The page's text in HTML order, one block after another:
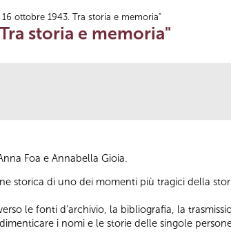
ottobre 1943. Tra storia e memoria"
storia e memoria"
Foa e Annabella Gioia.
storica di uno dei momenti più tragici della
le fonti d’archivio, la bibliografia, la
i nomi e le storie delle singole